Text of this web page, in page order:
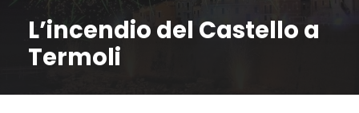
L’incendio del Castello a
Termoli